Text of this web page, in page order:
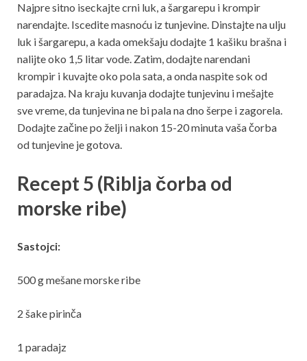
Najpre sitno iseckajte crni luk, a šargarepu i krompir
narendajte. Iscedite masnoću iz tunjevine. Dinstajte na ulju
luk i šargarepu, a kada omekšaju dodajte 1 kašiku brašna i
nalijte oko 1,5 litar vode. Zatim, dodajte narendani
krompir i kuvajte oko pola sata, a onda naspite sok od
paradajza. Na kraju kuvanja dodajte tunjevinu i mešajte
sve vreme, da tunjevina ne bi pala na dno šerpe i zagorela.
Dodajte začine po želji i nakon 15-20 minuta vaša čorba
od tunjevine je gotova.
Recept 5 (Riblja čorba od
morske ribe)
Sastojci:
500 g mešane morske ribe
2 šake pirinča
1 paradajz